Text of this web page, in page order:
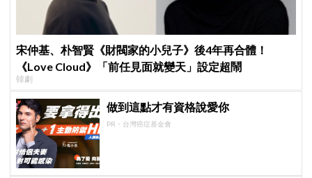
宋仲基、朴智賢《財閥家的小兒子》後4年再合體！
《Love Cloud》「前任見面就變天」設定超鬧
韓劇
做到這點才有資格說愛你
PR・台灣癌症基金會